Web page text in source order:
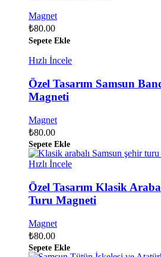
Magnet
₺80.00
Sepete Ekle
Hızlı İncele
Özel Tasarım Samsun
Magneti
Magnet
₺80.00
Sepete Ekle
Hızlı İncele
Özel Tasarım Klasik
Turu Magneti
Magnet
₺80.00
Sepete Ekle